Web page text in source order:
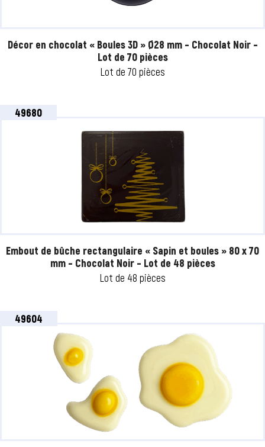
Décor en chocolat « Boules 3D » Ø28 mm – Chocolat Noir –
Lot de 70 pièces
Lot de 70 pièces
49680
Embout de bûche rectangulaire « Sapin et boules » 80 x 70
mm – Chocolat Noir – Lot de 48 pièces
Lot de 48 pièces
49604